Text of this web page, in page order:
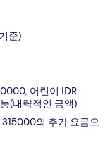
준)
어린이 IDR
(대략적인 금액)
315000의 추가 요금으